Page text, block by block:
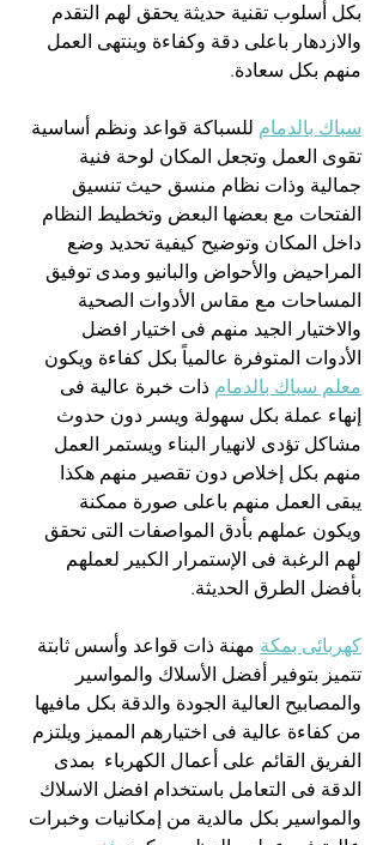
بكل أسلوب تقنية حديثة يحقق لهم التقدم
والازدهار باعلى دقة وكفاءة وينتهى العمل
منهم بكل سعادة.
سباك بالدمام للسباكة قواعد ونظم أساسية
تقوى العمل وتجعل المكان لوحة فنية
جمالية وذات نظام منسق حيث تنسيق
الفتحات مع بعضها البعض وتخطيط النظام
داخل المكان وتوضيح كيفية تحديد وضع
المراحيض والأحواض والبانيو ومدى توفيق
المساحات مع مقاس الأدوات الصحية
والاختيار الجيد منهم فى اختيار افضل
الأدوات المتوفرة عالمياً بكل كفاءة ويكون
معلم سباك بالدمام ذات خبرة عالية فى
إنهاء عملة بكل سهولة ويسر دون حدوث
مشاكل تؤدى لانهيار البناء ويستمر العمل
منهم بكل إخلاص دون تقصير منهم هكذا
يبقى العمل منهم باعلى صورة ممكنة
ويكون عملهم بأدق المواصفات التى تحقق
لهم الرغبة فى الإستمرار الكبير لعملهم
بأفضل الطرق الحديثة.
كهربائى بمكة مهنة ذات قواعد وأسس ثابتة
تتميز بتوفير أفضل الأسلاك والمواسير
والمصابيح العالية الجودة والدقة بكل مافيها
من كفاءة عالية فى اختيارهم المميز ويلتزم
الفريق القائم على أعمال الكهرباء  بمدى
الدقة فى التعامل باستخدام افضل الاسلاك
والمواسير بكل مالدية من إمكانيات وخبرات